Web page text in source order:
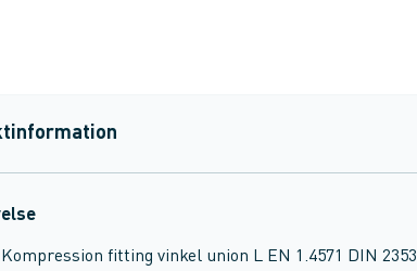
fitting vinkel union L EN 1.4571 DIN 2353